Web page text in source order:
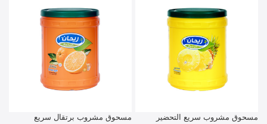
مسحوق مشروب سريع التحضير
مسحوق مشروب برتقال سريع